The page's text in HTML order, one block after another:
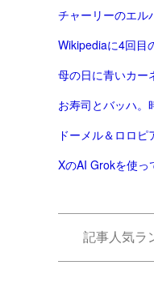
チャーリーのエル
Wikipediaに4回目
母の日に青いカー
お寿司とバッハ。
ドーメル＆ロロピ
XのAI Grokを使っ
記事人気ラ